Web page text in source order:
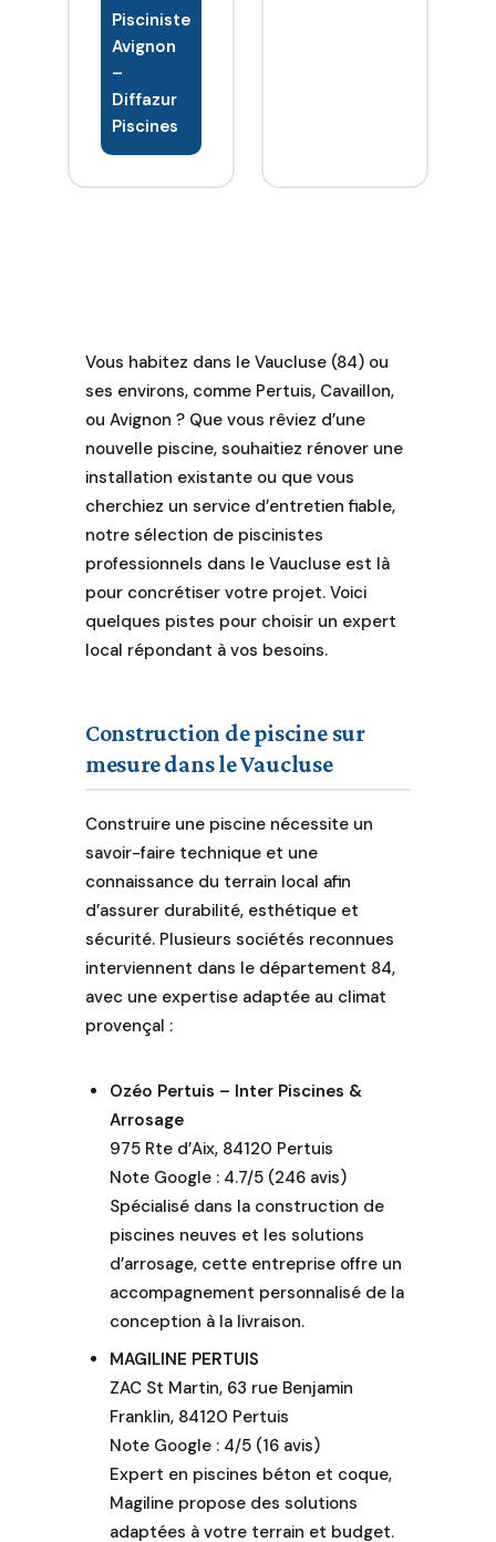
Nous
proposons
également
des Spas et
Saunas de
qualité.
Nous
vous
trompez
pas,
demandez
conseil au
leader
mesure
(enterrée,
semi
enterrée ou
hors sol)
votre
budget.
Bureau
d'études
intégré. Des
revêtements
exclusifs
comme le
nettoyage
construction.
Des
prestations
haut de
gamme pour
optimiser
votre
immergée
ou semi
immergée,
espace
balnéo,
pompe à
chaleur,
débordement,
bords
vous
faciliter l
entretien
(traitement
automatiques
de l eau,
produits d
Pisciniste
Avignon
–
Diffazur
Piscines
Vous habitez dans le Vaucluse (84) ou
ses environs, comme Pertuis, Cavaillon,
ou Avignon ? Que vous rêviez d’une
nouvelle piscine, souhaitiez rénover une
installation existante ou que vous
cherchiez un service d’entretien fiable,
notre sélection de piscinistes
professionnels dans le Vaucluse est là
pour concrétiser votre projet. Voici
quelques pistes pour choisir un expert
local répondant à vos besoins.
Construction de piscine sur
mesure dans le Vaucluse
Construire une piscine nécessite un
savoir-faire technique et une
connaissance du terrain local afin
d’assurer durabilité, esthétique et
sécurité. Plusieurs sociétés reconnues
interviennent dans le département 84,
avec une expertise adaptée au climat
provençal :
Ozéo Pertuis – Inter Piscines &
Arrosage
975 Rte d’Aix, 84120 Pertuis
Note Google : 4.7/5 (246 avis)
Spécialisé dans la construction de
piscines neuves et les solutions
d’arrosage, cette entreprise offre un
accompagnement personnalisé de la
conception à la livraison.
MAGILINE PERTUIS
ZAC St Martin, 63 rue Benjamin
Franklin, 84120 Pertuis
Note Google : 4/5 (16 avis)
Expert en piscines béton et coque,
Magiline propose des solutions
adaptées à votre terrain et budget.